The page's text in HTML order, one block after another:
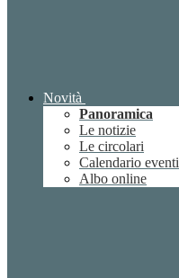
Novità
Panoramica
Le notizie
Le circolari
Calendario eventi
Albo online